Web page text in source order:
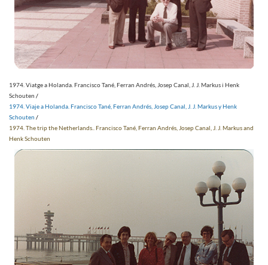
1974. Viatge a Holanda. Francisco Tané, Ferran Andrés, Josep Canal, J. J. Markus i Henk
Schouten /
1974. Viaje a Holanda. Francisco Tané, Ferran Andrés, Josep Canal, J. J. Markus y Henk
Schouten /
1974. The trip the Netherlands.. Francisco Tané, Ferran Andrés, Josep Canal, J. J. Markus and
Henk Schouten